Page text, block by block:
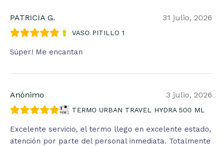
PATRICIA G. 31 julio, 2026
VASO PITILLO 1
Súper! Me encantan
Anónimo 3 julio, 2026
TERMO URBAN TRAVEL HYDRA 500 ML
Excelente servicio, el termo llego en excelente estado,
atención por parte del personal inmediata. Totalmente